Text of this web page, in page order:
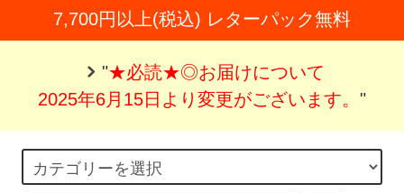
7,700円以上(税込) レターパック無料
"★必読★◎お届けについて
2025年6月15日より変更がございます。 "